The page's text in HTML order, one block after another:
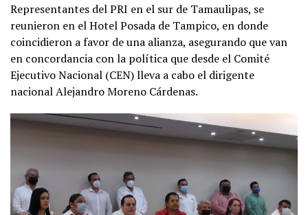
Representantes del PRI en el sur de Tamaulipas, se
reunieron en el Hotel Posada de Tampico, en donde
coincidieron a favor de una alianza, asegurando que van
en concordancia con la política que desde el Comité
Ejecutivo Nacional (CEN) lleva a cabo el dirigente
nacional Alejandro Moreno Cárdenas.